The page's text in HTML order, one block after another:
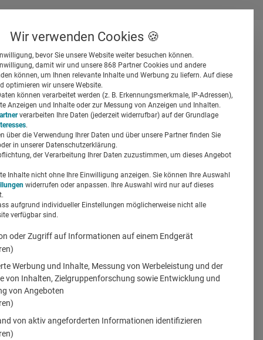
Suchen
in
Wir verwenden Cookies 🍪
bevor Sie unsere Website weiter besuchen können.
damit wir und unsere 868 Partner Cookies und andere
können, um Ihnen relevante Inhalte und Werbung zu liefern. Auf diese
optimieren wir unsere Website.
können verarbeitet werden (z. B. Erkennungsmerkmale, IP-Adressen),
Anzeigen und Inhalte oder zur Messung von Anzeigen und Inhalten.
verarbeiten Ihre Daten (jederzeit widerrufbar) auf der Grundlage
.
über die Verwendung Ihrer Daten und über unsere Partner finden Sie
in unserer Datenschutzerklärung.
der Verarbeitung Ihrer Daten zuzustimmen, um dieses Angebot
Inhalte nicht ohne Ihre Einwilligung anzeigen. Sie können Ihre Auswahl
widerrufen oder anpassen. Ihre Auswahl wird nur auf dieses
aufgrund individueller Einstellungen möglicherweise nicht alle
verfügbar sind.
oder Zugriff auf Informationen auf einem Endgerät
Werbung und Inhalte, Messung von Werbeleistung und der
von Inhalten, Zielgruppenforschung sowie Entwicklung und
von Angeboten
von aktiv angeforderten Informationen identifizieren